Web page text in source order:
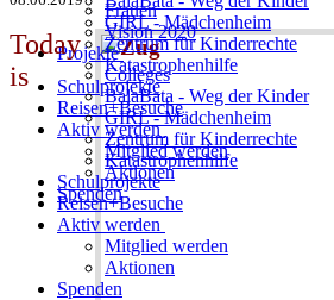
GIRL - Mädchenheim
Zentrum für Kinderrechte
Katastrophenhilfe
Schulprojekte
Reisen+Besuche
Aktiv werden
Mitglied werden
Aktionen
Spenden
Frauen
Vision 2020
Projekte
Colleges
BalaBata - Weg der Kinder
GIRL - Mädchenheim
Zentrum für Kinderrechte
Katastrophenhilfe
Schulprojekte
Reisen+Besuche
Aktiv werden
Mitglied werden
Aktionen
Spenden
Today
is